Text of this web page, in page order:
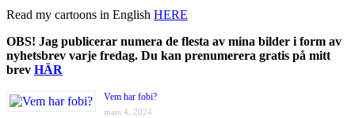
Read my cartoons in English HERE
OBS! Jag publicerar numera de flesta av mina bilder i form av
nyhetsbrev varje fredag. Du kan prenumerera gratis på mitt
brev HÄR
Vem har fobi?
mars 4, 2024